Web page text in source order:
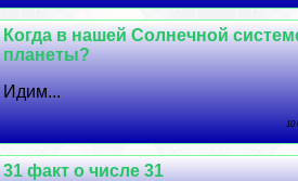
Когда в нашей Солнечной
планеты?
Идим...
10
31 факт о числе 31